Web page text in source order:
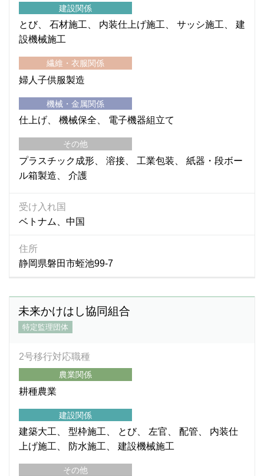
建設関係
とび 石材施工 内装仕上げ施工 サッシ施工
建
設機械施工
繊維・衣服関係
婦人子供服製造
機械・金属関係
仕上げ 機械保全 電子機器組立て
その他
プラスチック成形 溶接 工業包装
紙器・段ボー
ル箱製造
介護
受け入れ国
ベトナム、中国
住所
静岡県磐田市蛭池99-7
未来かけはし協同組合
特定監理団体
2号移行対応職種
農業関係
耕種農業
建設関係
建築大工 型枠施工 とび 左官 配管
内装仕
上げ施工
防水施工 建設機械施工
その他